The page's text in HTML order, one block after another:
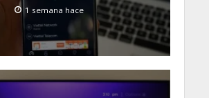
1 semana hace